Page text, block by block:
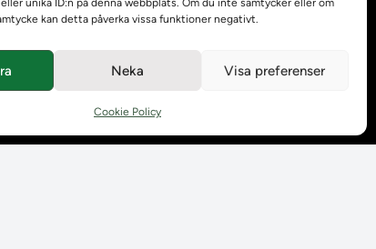
unika ID:n på denna webbplats. Om du inte samtycker eller om
kan detta påverka vissa funktioner negativt.
Neka Visa preferenser
Cookie Policy
Prenumerera på våra